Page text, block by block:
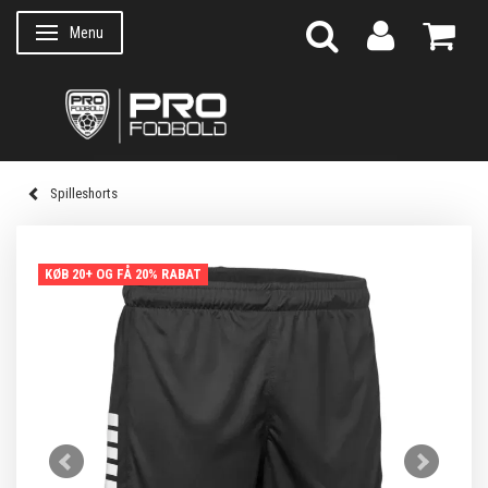
Skifte navigation
Menu
Spilleshorts
KØB 20+ OG FÅ 20% RABAT